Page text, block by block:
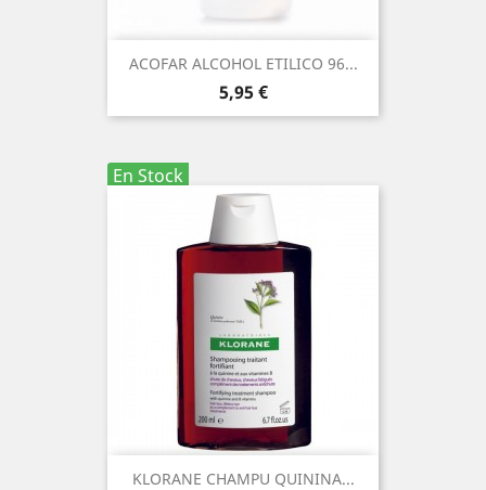
ACOFAR ALCOHOL ETILICO 96...
Precio
5,95 €
En Stock
KLORANE CHAMPU QUININA...